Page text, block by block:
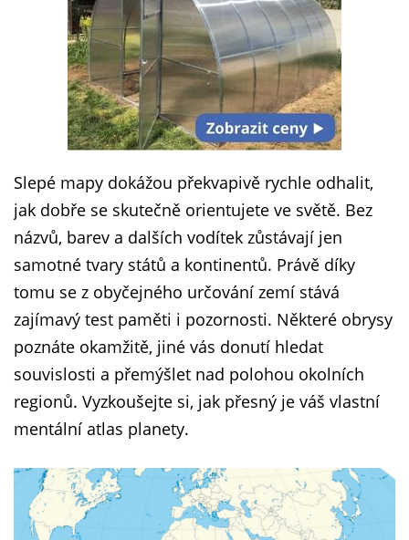
Slepé mapy dokážou překvapivě rychle odhalit,
jak dobře se skutečně orientujete ve světě. Bez
názvů, barev a dalších vodítek zůstávají jen
samotné tvary států a kontinentů. Právě díky
tomu se z obyčejného určování zemí stává
zajímavý test paměti i pozornosti. Některé obrysy
poznáte okamžitě, jiné vás donutí hledat
souvislosti a přemýšlet nad polohou okolních
regionů. Vyzkoušejte si, jak přesný je váš vlastní
mentální atlas planety.